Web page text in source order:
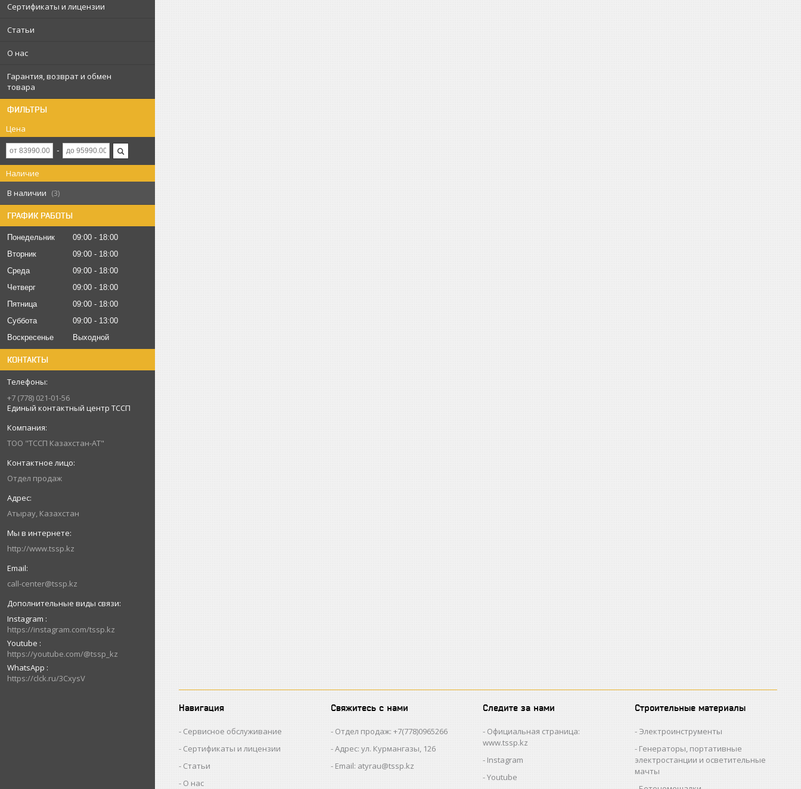
Сертификаты и лицензии
Статьи
О нас
Гарантия, возврат и обмен
товара
ФИЛЬТРЫ
Цена
Наличие
В наличии
3
ГРАФИК РАБОТЫ
Понедельник 09:00
18:00
Вторник
09:00
18:00
Среда
09:00
18:00
Четверг
09:00
18:00
Пятница
09:00
18:00
Суббота
09:00
13:00
Воскресенье
Выходной
КОНТАКТЫ
+7 (778) 021-01-56
Единый контактный центр ТССП
ТОО "ТССП Казахстан-АТ"
Отдел продаж
Атырау, Казахстан
http://www.tssp.kz
call-center@tssp.kz
Instagram
https://instagram.com/tssp.kz
Youtube
https://youtube.com/@tssp_kz
WhatsApp
https://clck.ru/3CxysV
Навигация
Сервисное обслуживание
Сертификаты и лицензии
Статьи
О нас
Свяжитесь с нами
Отдел продаж: +7(778)0965266
Адрес: ул. Курмангазы, 126
Email: atyrau@tssp.kz
Следите за нами
Официальная страница:
www.tssp.kz
Instagram
Youtube
Строительные материалы
Электроинструменты
Генераторы, портативные
электростанции и осветительные
мачты